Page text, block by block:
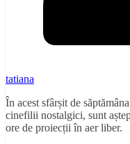
tatiana
În acest sfârșit de
cinefilii nostalgici, sunt
ore de proiecții în aer liber.